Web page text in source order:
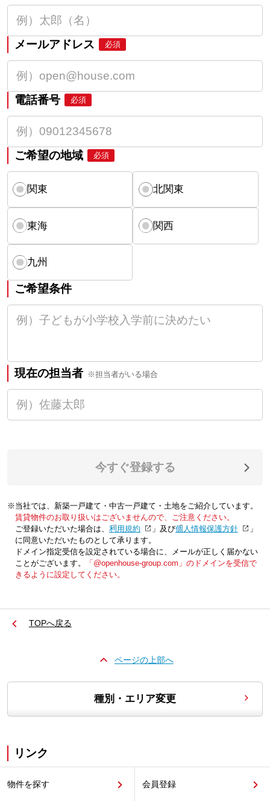
メールアドレス 必須
電話番号 必須
ご希望の地域 必須
関東 北関東
東海 関西
九州
ご希望条件
現在の担当者 ※担当者がいる場合
今すぐ登録する
※当社では、新築一戸建て・中古一戸建て・土地をご紹介しています。
賃貸物件のお取り扱いはございませんので、ご注意ください。
ご登録いただいた場合は、「利用規約 」及び「個人情報保護方針
」
に同意いただいたものとして承ります。
ドメイン指定受信を設定されている場合に、メールが正しく届かない
ことがございます。
「@openhouse-group.com」のドメインを受信で
きるように設定してください。
TOPへ戻る
ページの上部へ
種別・エリア変更
リンク
物件を探す 会員登録